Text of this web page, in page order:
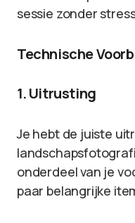
sessie zonder
Technische
1. Uitrusting
Je hebt de juiste
onderdeel van je
paar belangrijke